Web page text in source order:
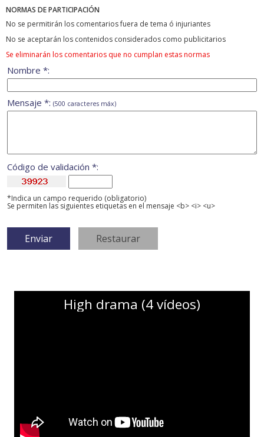
NORMAS DE PARTICIPACIÓN
No se permitirán los comentarios fuera de tema ó injuriantes
No se aceptarán los contenidos considerados como publicitarios
Se eliminarán los comentarios que no cumplan estas normas
Nombre *:
Mensaje *: (500 caracteres máx)
Código de validación *:
*Indica un campo requerido (obligatorio)
Se permiten las siguientes etiquetas en el mensaje <b> <i> <u>
High drama (4 vídeos)